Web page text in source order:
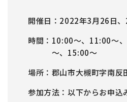
開催日
2022年3月26日
時間
10:00～、11:00～
～、15:00～
場所
郡山市大槻町字南反
参加方法
以下からお申込